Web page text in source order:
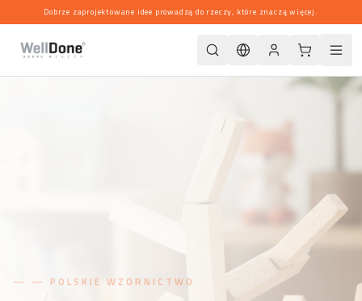
Dobrze zaprojektowane idee prowadzą do rzeczy, które znaczą więcej.